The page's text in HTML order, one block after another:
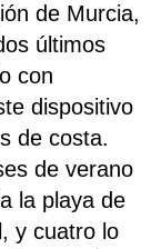
de Murcia,
últimos
con
dispositivo
de costa.
de verano
la playa de
y cuatro lo